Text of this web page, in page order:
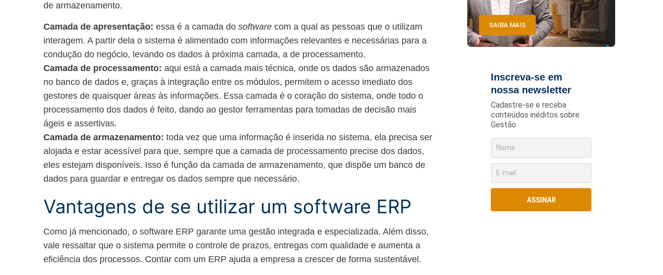
de armazenamento.
Camada de apresentação: essa é a camada do software com a qual as pessoas que o utilizam
interagem. A partir dela o sistema é alimentado com informações relevantes e necessárias para a
condução do negócio, levando os dados à próxima camada, a de processamento.
Camada de processamento: aqui está a camada mais técnica, onde os dados são armazenados
no banco de dados e, graças à integração entre os módulos, permitem o acesso imediato dos
gestores de quaisquer áreas às informações. Essa camada é o coração do sistema, onde todo o
processamento dos dados é feito, dando ao gestor ferramentas para tomadas de decisão mais
ágeis e assertivas.
Camada de armazenamento: toda vez que uma informação é inserida no sistema, ela precisa ser
alojada e estar acessível para que, sempre que a camada de processamento precise dos dados,
eles estejam disponíveis. Isso é função da camada de armazenamento, que dispõe um banco de
dados para guardar e entregar os dados sempre que necessário.
Vantagens de se utilizar um software ERP
Como já mencionado, o software ERP garante uma gestão integrada e especializada. Além disso,
vale ressaltar que o sistema permite o controle de prazos, entregas com qualidade e aumenta a
eficiência dos processos. Contar com um ERP ajuda a empresa a crescer de forma sustentável.
SAIBA MAIS
Inscreva-se em
nossa newsletter
Cadastre-se e receba
conteúdos inéditos sobre
Gestão
ASSINAR